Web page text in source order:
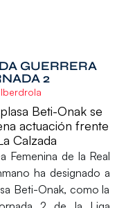
GUERRERA
2
Beti-Onak se
actuación frente
Calzada
Femenina de la Real
ha designado a
Beti-Onak, como la